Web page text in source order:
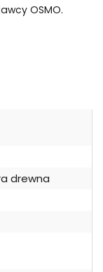
OSMO.
drewna